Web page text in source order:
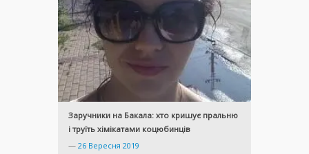
Заручники на Бакала: хто кришує пральню
і труїть хімікатами коцюбинців
— 26 Вересня 2019